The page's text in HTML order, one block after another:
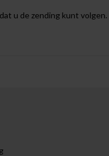
u de zending kunt